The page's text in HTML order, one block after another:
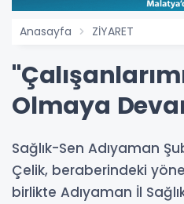
Anasayfa ZİYARET
Olmaya
Sağlık-Sen Adıyaman
Çelik, beraberindeki
birlikte Adıyaman İl